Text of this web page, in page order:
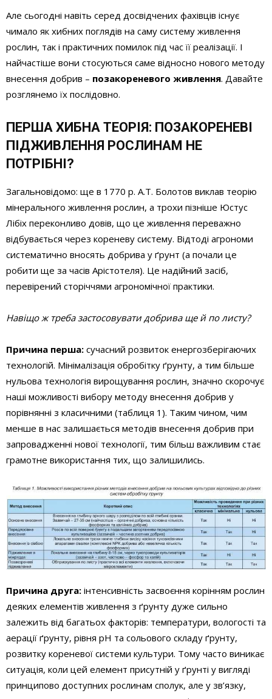
Але сьогодні навіть серед досвідчених фахівців існує
чимало як хибних поглядів на саму систему живлення
рослин, так і практичних помилок під час її реалізації. І
найчастіше вони стосуються саме відносно нового методу
внесення добрив – позакореневого живлення. Давайте
розглянемо їх послідовно.
ПЕРША ХИБНА ТЕОРІЯ: ПОЗАКОРЕНЕВІ
ПІДЖИВЛЕННЯ РОСЛИНАМ НЕ
ПОТРІБНІ?
Загальновідомо: ще в 1770 р. А.Т. Болотов виклав теорію
мінерального живлення рослин, а трохи пізніше Юстус
Лібіх переконливо довів, що це живлення переважно
відбувається через кореневу систему. Відтоді агрономи
систематично вносять добрива у ґрунт (а почали це
робити ще за часів Арістотеля). Це надійний засіб,
перевірений сторіччями агрономічної практики.
Навіщо ж треба застосовувати добрива ще й по листу?
Причина перша: сучасний розвиток енергозберігаючих
технологій. Мінімалізація обробітку ґрунту, а тим більше
нульова технологія вирощування рослин, значно скорочує
наші можливості вибору методу внесення добрив у
порівнянні з класичними (таблиця 1). Таким чином, чим
менше в нас залишається методів внесення добрив при
запровадженні нової технології, тим більш важливим стає
грамотне використання тих, що залишились.
Причина друга: інтенсивність засвоєння корінням рослин
деяких елементів живлення з ґрунту дуже сильно
залежить від багатьох факторів: температури, вологості та
аерації ґрунту, рівня рН та сольового складу ґрунту,
розвитку кореневої системи культури. Тому часто виникає
ситуація, коли цей елемент присутній у ґрунті у вигляді
принципово доступних рослинам сполук, але у зв’язку,